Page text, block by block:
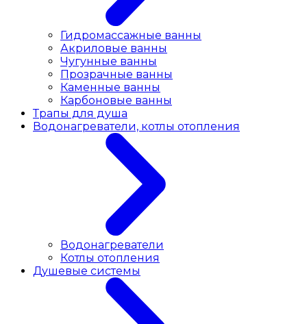
Гидромассажные ванны
Акриловые ванны
Чугунные ванны
Прозрачные ванны
Каменные ванны
Карбоновые ванны
Трапы для душа
Водонагреватели, котлы отопления
Водонагреватели
Котлы отопления
Душевые системы